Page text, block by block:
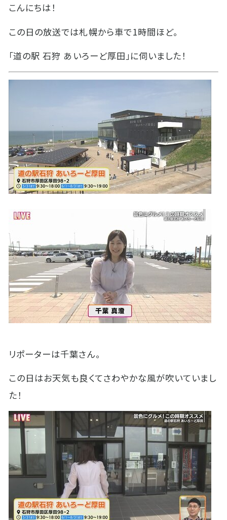
こんにちは！
この日の放送では札幌から車で1時間ほど。
「道の駅 石狩 あいろーど厚田」に伺いました！
リポーターは千葉さん。
この日はお天気も良くてさわやかな風が吹いていまし
た！